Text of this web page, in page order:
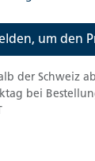
um den
der Schweiz
bei